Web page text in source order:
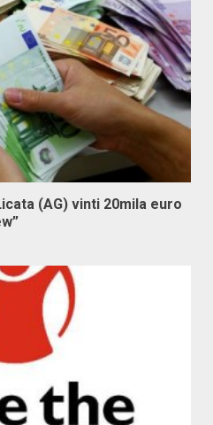
(AG) vinti 20mila euro